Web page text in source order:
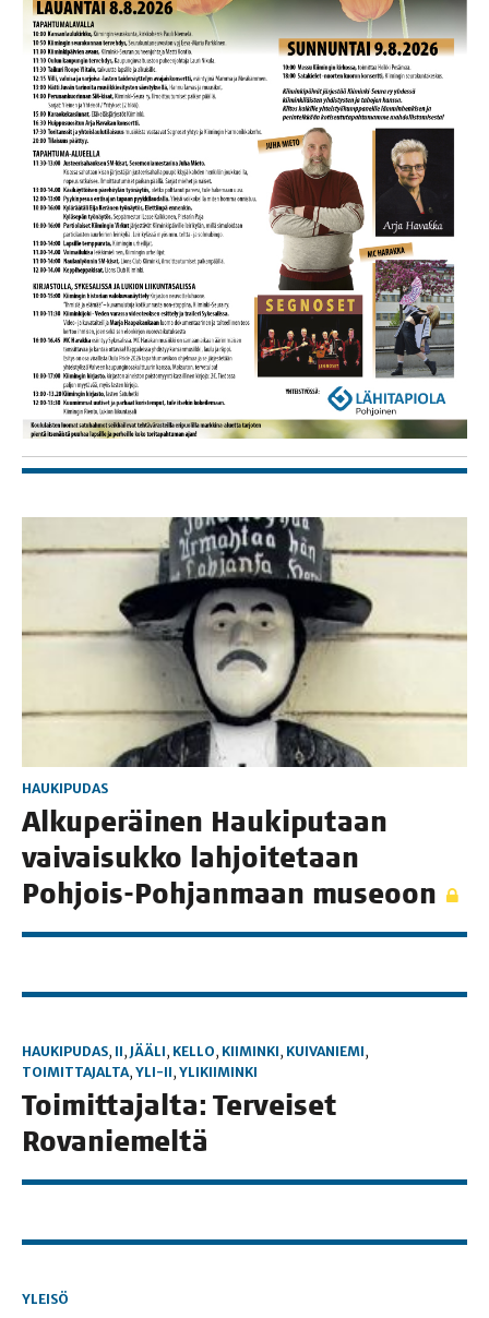
HAUKIPUDAS
Alku­pe­räi­nen Hau­ki­pu­taan
vai­vai­suk­ko lah­joi­te­taan
Poh­jois-Poh­jan­maan museoon
HAUKIPUDAS, II, JÄÄLI, KELLO, KIIMINKI, KUIVANIEMI,
TOIMITTAJALTA, YLI-II, YLIKIIMINKI
Toi­mit­ta­jal­ta: Ter­vei­set
Rovaniemeltä
YLEISÖ